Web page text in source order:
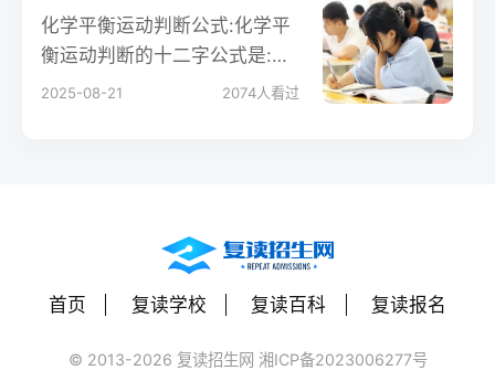
化学平衡运动判断公式:化学平
衡运动判断的十二字公式是:温
度向吸入和加压气体方向上
两个方向的反应条件是一样
的，是可逆反应。
2025-08-21 2074人看过
首页 复读学校 复读百科 复读报名
© 2013-2026 复读招生网 湘ICP备2023006277号